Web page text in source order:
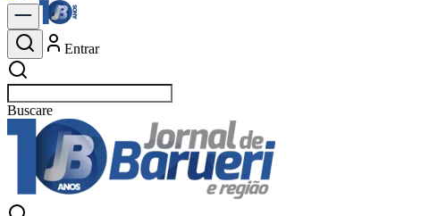
Entrar
Buscaresportes